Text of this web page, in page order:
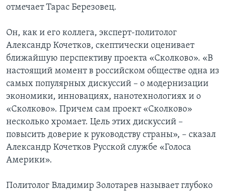
отмечает Тарас Березовец.
Он, как и его коллега, эксперт-политолог
Александр Кочетков, скептически оценивает
ближайшую перспективу проекта «Сколково». «В
настоящий момент в российском обществе одна из
самых популярных дискуссий – о модернизации
экономики, инновациях, нанотехнологиях и о
«Сколково». Причем сам проект «Сколково»
несколько хромает. Цель этих дискуссий –
повысить доверие к руководству страны», – сказал
Александр Кочетков Русской службе «Голоса
Америки».
Политолог Владимир Золотарев называет глубоко